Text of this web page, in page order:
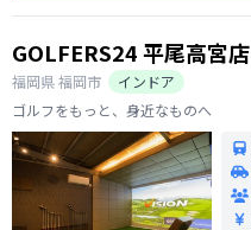
GOLFERS24 平尾高宮店
福岡県福岡市
インドア
ゴルフをもっと、身近なものへ